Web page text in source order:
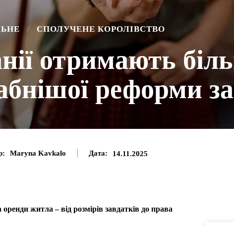
СПОЛУЧЕНЕ КОРОЛІВСТВО
отримають
реформи
Maryna Kavkalo Дата: 14.11.2025
житла – від розмірів завдатків до права